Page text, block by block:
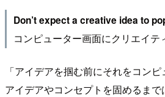
Don’t expect a creative idea to
コンピューター画面にクリエイ
「アイデアを掴む前にそれをコン
アイデアやコンセプトを固めるまで